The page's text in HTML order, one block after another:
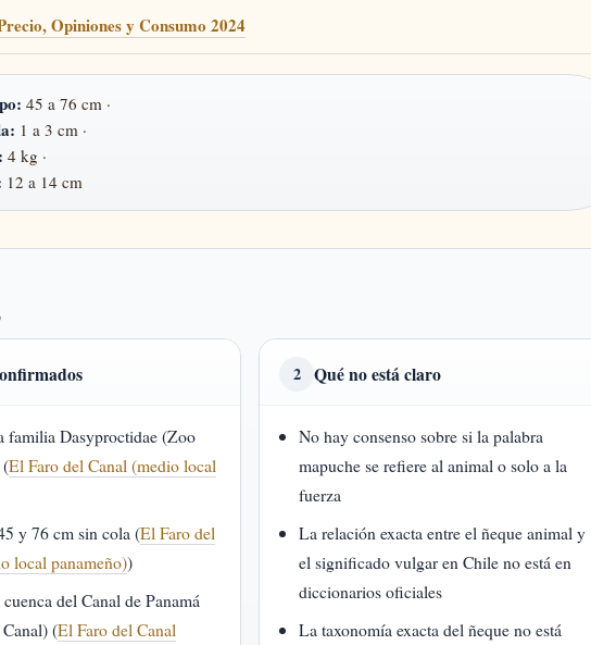
Opiniones y Consumo 2024
45 a 76 cm ·
1 a 3 cm ·
4 kg ·
12 a 14 cm
familia Dasyproctidae (Zoo
(El Faro del Canal (medio local
y 76 cm sin cola (El Faro del
local panameño))
del Canal de Panamá
(El Faro del Canal
2 Qué no está claro
No hay consenso sobre si la palabra
mapuche se refiere al animal o solo a la
fuerza
La relación exacta entre el ñeque animal y
el significado vulgar en Chile no está en
diccionarios oficiales
La taxonomía exacta del ñeque no está